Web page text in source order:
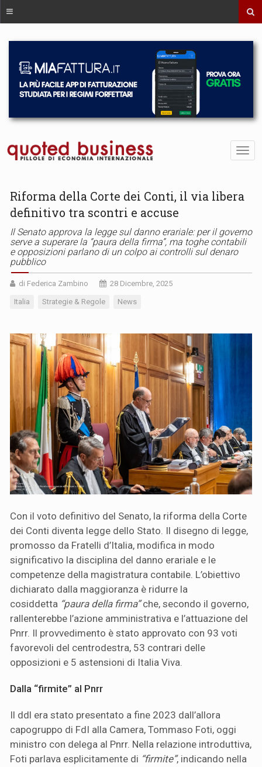
Riforma della Corte dei Conti, il via libera
definitivo tra scontri e accuse
Il Senato approva la legge sul danno erariale: per il governo
serve a superare la “paura della firma”, ma toghe contabili
e opposizioni parlano di un colpo ai controlli sul denaro
pubblico
di Federica Zambino 28 Dicembre, 2025
Italia Strategie & Regole News
Con il voto definitivo del Senato, la riforma della Corte
dei Conti diventa legge dello Stato. Il disegno di legge,
promosso da Fratelli d’Italia, modifica in modo
significativo la disciplina del danno erariale e le
competenze della magistratura contabile. L’obiettivo
dichiarato dalla maggioranza è ridurre la
cosiddetta “paura della firma”che, secondo il governo,
rallenterebbe l’azione amministrativa e l’attuazione del
Pnrr. Il provvedimento è stato approvato con 93 voti
favorevoli del centrodestra, 53 contrari delle
opposizioni e 5 astensioni di Italia Viva.
Dalla “firmite” al Pnrr
Il ddl era stato presentato a fine 2023 dall’allora
capogruppo di FdI alla Camera, Tommaso Foti, oggi
ministro con delega al Pnrr. Nella relazione introduttiva,
Foti parlava esplicitamente di “firmite”, indicando nella